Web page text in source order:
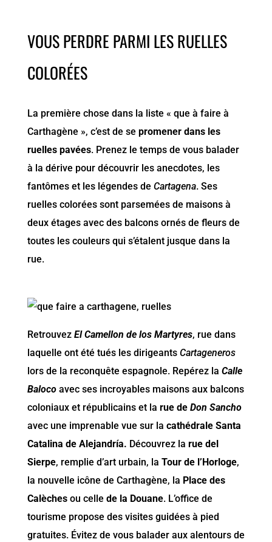
VOUS PERDRE PARMI LES RUELLES
COLORÉES
La première chose dans la liste « que à faire à
Carthagène », c’est de se promener dans les
ruelles pavées. Prenez le temps de vous balader
à la dérive pour découvrir les anecdotes, les
fantômes et les légendes de Cartagena. Ses
ruelles colorées sont parsemées de maisons à
deux étages avec des balcons ornés de fleurs de
toutes les couleurs qui s’étalent jusque dans la
rue.
Retrouvez El Camellon de los Martyres, rue dans
laquelle ont été tués les dirigeants Cartageneros
lors de la reconquête espagnole. Repérez la Calle
Balocoavec ses incroyables maisons aux balcons
coloniaux et républicains et la rue de Don Sancho
avec une imprenable vue sur la cathédrale Santa
Catalina de Alejandría. Découvrez la rue del
Sierpe, remplie d’art urbain, la Tour de l’Horloge,
la nouvelle icône de Carthagène, la Place des
Calèchesou celle de la Douane. L’office de
tourisme propose des visites guidées à pied
gratuites. Évitez de vous balader aux alentours de